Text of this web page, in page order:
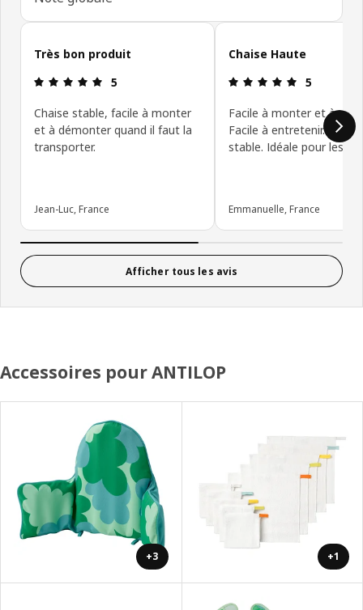
Ignorer les avis clients
Très bon produit
Avis: 5 sur 5 étoiles
5
Chaise stable, facile à monter
et à démonter quand il faut la
transporter.
Jean-Luc, France
Chaise Haute
Avis: 5 sur
5
Facile à monter et à
Facile à entretenir.
stable. Idéale pour les
Emmanuelle, France
Afficher tous les avis
Accessoires pour ANTILOP
+3 +1